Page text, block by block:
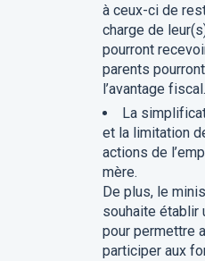
à ceux-ci de
charge de
pourront
parents
l’avantage fiscal.
La
et la limitation
actions de
mère.
De plus, le
souhaite établir
pour permettre
participer aux